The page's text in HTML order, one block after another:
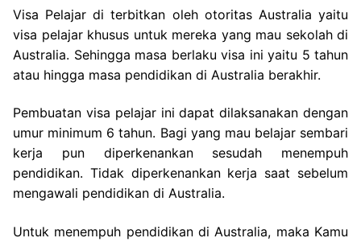
Visa Pelajar di terbitkan oleh otoritas Australia yaitu
visa pelajar khusus untuk mereka yang mau sekolah di
Australia. Sehingga masa berlaku visa ini yaitu 5 tahun
atau hingga masa pendidikan di Australia berakhir.
Pembuatan visa pelajar ini dapat dilaksanakan dengan
umur minimum 6 tahun. Bagi yang mau belajar sembari
kerja pun diperkenankan sesudah menempuh
pendidikan. Tidak diperkenankan kerja saat sebelum
mengawali pendidikan di Australia.
Untuk menempuh pendidikan di Australia, maka Kamu